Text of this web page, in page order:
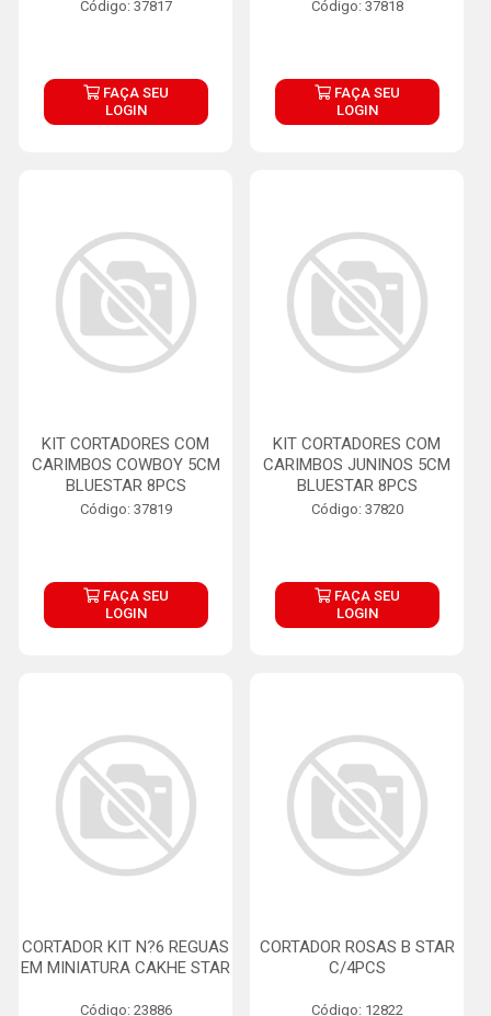
Código: 37817
FAÇA SEU
LOGIN
Código: 37818
FAÇA SEU
LOGIN
KIT CORTADORES COM
CARIMBOS COWBOY 5CM
BLUESTAR 8PCS
Código: 37819
FAÇA SEU
LOGIN
KIT CORTADORES COM
CARIMBOS JUNINOS 5CM
BLUESTAR 8PCS
Código: 37820
FAÇA SEU
LOGIN
CORTADOR KIT N?6 REGUAS
EM MINIATURA CAKHE STAR
Código: 23886
CORTADOR ROSAS B STAR
C/4PCS
Código: 12822